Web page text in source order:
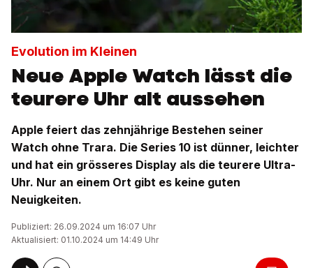
Evolution im Kleinen
Neue Apple Watch lässt die
teurere Uhr alt aussehen
Apple feiert das zehnjährige Bestehen seiner
Watch ohne Trara. Die Series 10 ist dünner, leichter
und hat ein grösseres Display als die teurere Ultra-
Uhr. Nur an einem Ort gibt es keine guten
Neuigkeiten.
Publiziert: 26.09.2024 um 16:07 Uhr
Aktualisiert: 01.10.2024 um 14:49 Uhr